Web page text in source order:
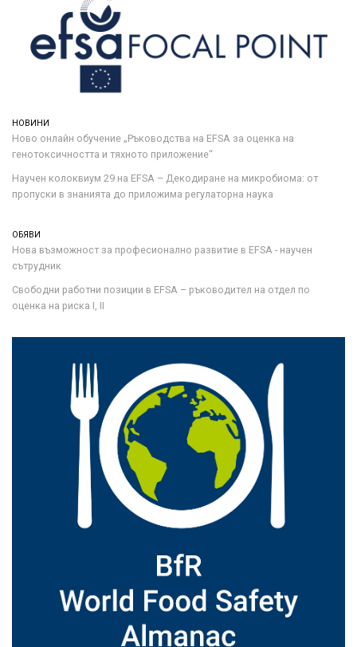
НОВИНИ
Ново онлайн обучение „Ръководства на ЕFSA за оценка на
генотоксичността и тяхното приложение“
Научен колоквиум 29 на EFSA – Декодиране на микробиома: от
пропуски в знанията до приложима регулаторна наука
ОБЯВИ
Нова възможност за професионално развитие в EFSA - научен
сътрудник
Свободни работни позиции в EFSA – ръководител на отдел по
оценка на риска I, II